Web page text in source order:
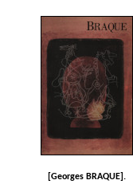
[Georges BRAQUE].